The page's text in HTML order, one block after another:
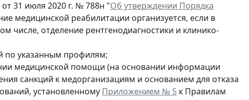
31 июля 2020 г. № 788н "Об утверждении Порядка
медицинской реабилитации организуется, если в
числе, отделение рентгенодиагностики и клинико-
по указанным профилям;
медицинской помощи (на основании информации
санкций к медорганизациям и основанием для отказа
установленному Приложением № 5 к Правилам